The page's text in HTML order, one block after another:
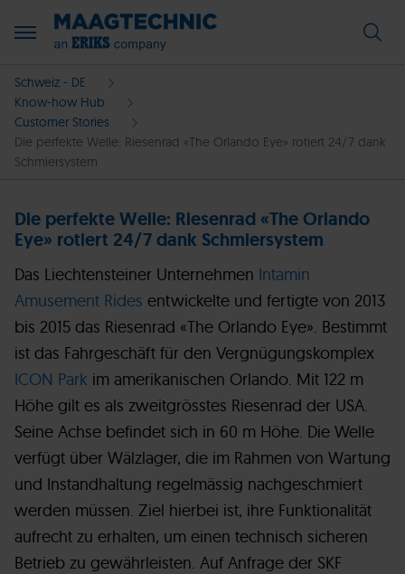
Schweiz - DE
Know-how Hub
Customer Stories
Die perfekte Welle: Riesenrad «The Orlando Eye» rotiert 24/7 dank
Schmiersystem
Die perfekte Welle: Riesenrad «The Orlando
Eye» rotiert 24/7 dank Schmiersystem
Das Liechtensteiner Unternehmen Intamin
Amusement Rides entwickelte und fertigte von 2013
bis 2015 das Riesenrad «The Orlando Eye». Bestimmt
ist das Fahrgeschäft für den Vergnügungskomplex
ICON Park im amerikanischen Orlando. Mit 122 m
Höhe gilt es als zweitgrösstes Riesenrad der USA.
Seine Achse befindet sich in 60 m Höhe. Die Welle
verfügt über Wälzlager, die im Rahmen von Wartung
und Instandhaltung regelmässig nachgeschmiert
werden müssen. Ziel hierbei ist, ihre Funktionalität
aufrecht zu erhalten, um einen technisch sicheren
Betrieb zu gewährleisten. Auf Anfrage der SKF